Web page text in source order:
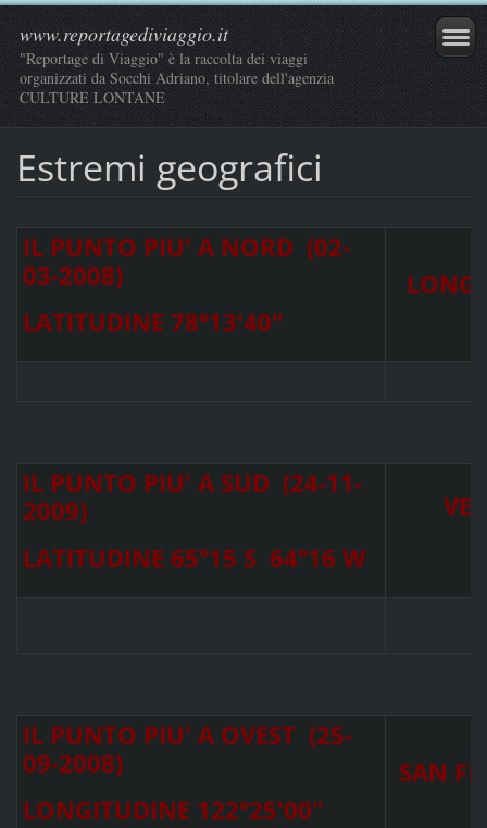
www.reportagediviaggio.it
"Reportage di Viaggio" è la raccolta dei viaggi
organizzati da Socchi Adriano, titolare dell'agenzia
CULTURE LONTANE
Estremi geografici
IL PUNTO PIU' A NORD (02-
03-2008)
LATITUDINE 78°13'40"
IL PUNTO PIU' A SUD (24-11-
2009)
LATITUDINE 65°15 S 64°16 W
IL PUNTO PIU' A OVEST (25-
09-2008)
LONGITUDINE 122°25'00"
SAN